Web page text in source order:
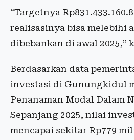
“Targetnya
realisasinya bisa melebihi
dibebankan di awal 2025,”
Berdasarkan data
investasi di Gunungkidul
Penanaman Modal Dalam
Sepanjang 2025, nilai
mencapai sekitar Rp779